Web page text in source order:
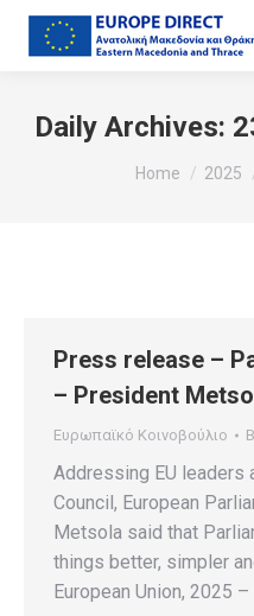
Daily Archives:
You are here:
Home 2025
Press release –
– President
Ευρωπαϊκό Κοινοβούλιο
Addressing EU leaders
Council, European
Metsola said that
things better, simpler
European Union, 2025